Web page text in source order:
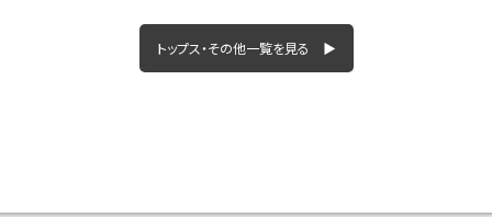
トップス・その他一覧を見る ▶